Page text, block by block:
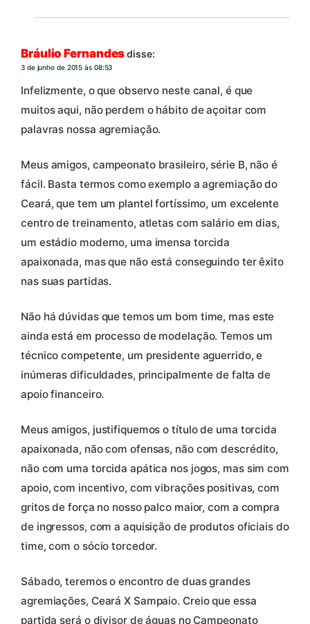
Bráulio Fernandesdisse:
3 de junho de 2015 às 08:53
Infelizmente, o que observo neste canal, é que
muitos aqui, não perdem o hábito de açoitar com
palavras nossa agremiação.
Meus amigos, campeonato brasileiro, série B, não é
fácil. Basta termos como exemplo a agremiação do
Ceará, que tem um plantel fortíssimo, um excelente
centro de treinamento, atletas com salário em dias,
um estádio moderno, uma imensa torcida
apaixonada, mas que não está conseguindo ter êxito
nas suas partidas.
Não há dúvidas que temos um bom time, mas este
ainda está em processo de modelação. Temos um
técnico competente, um presidente aguerrido, e
inúmeras dificuldades, principalmente de falta de
apoio financeiro.
Meus amigos, justifiquemos o título de uma torcida
apaixonada, não com ofensas, não com descrédito,
não com uma torcida apática nos jogos, mas sim com
apoio, com incentivo, com vibrações positivas, com
gritos de força no nosso palco maior, com a compra
de ingressos, com a aquisição de produtos oficiais do
time, com o sócio torcedor.
Sábado, teremos o encontro de duas grandes
agremiações, Ceará X Sampaio. Creio que essa
partida será o divisor de águas no Campeonato